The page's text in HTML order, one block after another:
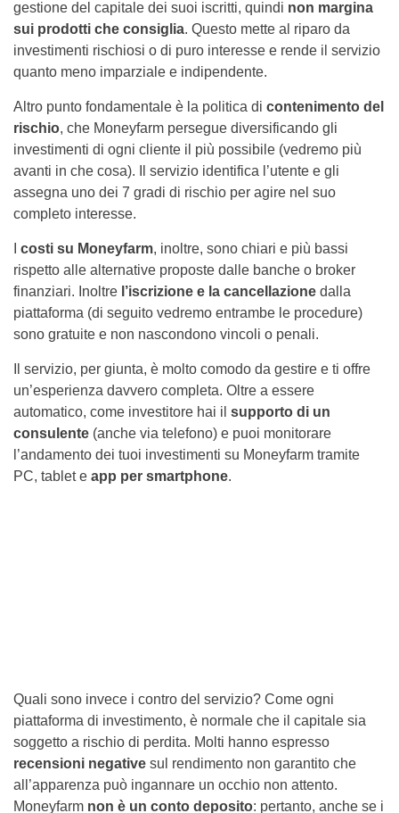
gestione del capitale dei suoi iscritti, quindi non margina
sui prodotti che consiglia. Questo mette al riparo da
investimenti rischiosi o di puro interesse e rende il servizio
quanto meno imparziale e indipendente.
Altro punto fondamentale è la politica di contenimento del
rischio, che Moneyfarm persegue diversificando gli
investimenti di ogni cliente il più possibile (vedremo più
avanti in che cosa). Il servizio identifica l’utente e gli
assegna uno dei 7 gradi di rischio per agire nel suo
completo interesse.
costi su Moneyfarm, inoltre, sono chiari e più bassi
rispetto alle alternative proposte dalle banche o broker
finanziari. Inoltre l’iscrizione e la cancellazione dalla
piattaforma (di seguito vedremo entrambe le procedure)
sono gratuite e non nascondono vincoli o penali.
Il servizio, per giunta, è molto comodo da gestire e ti offre
un’esperienza davvero completa. Oltre a essere
automatico, come investitore hai il supporto di un
consulente (anche via telefono) e puoi monitorare
l’andamento dei tuoi investimenti su Moneyfarm tramite
PC, tablet e app per smartphone.
Quali sono invece i contro del servizio? Come ogni
piattaforma di investimento, è normale che il capitale sia
soggetto a rischio di perdita. Molti hanno espresso
recensioni negative sul rendimento non garantito che
all’apparenza può ingannare un occhio non attento.
Moneyfarm non è un conto deposito: pertanto, anche se i